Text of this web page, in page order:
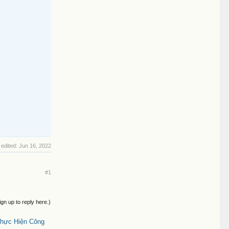
Jun 16, 2022
#1
up to reply here.)
Hiện Công